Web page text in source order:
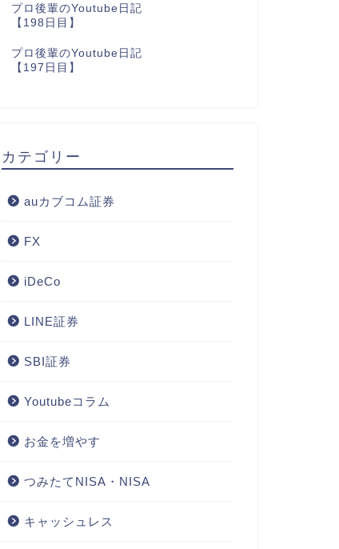
プロ後輩のYoutube日記
【198日目】
プロ後輩のYoutube日記
【197日目】
カテゴリー
auカブコム証券
FX
iDeCo
LINE証券
SBI証券
Youtubeコラム
お金を増やす
つみたてNISA・NISA
キャッシュレス